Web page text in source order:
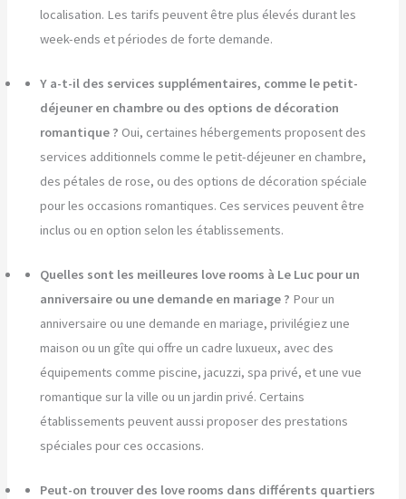
localisation. Les tarifs peuvent être plus élevés durant les
week-ends et périodes de forte demande.
Y a-t-il des services supplémentaires, comme le petit-
déjeuner en chambre ou des options de décoration
romantique ? Oui, certaines hébergements proposent des
services additionnels comme le petit-déjeuner en chambre,
des pétales de rose, ou des options de décoration spéciale
pour les occasions romantiques. Ces services peuvent être
inclus ou en option selon les établissements.
Quelles sont les meilleures love rooms à Le Luc pour un
anniversaire ou une demande en mariage ? Pour un
anniversaire ou une demande en mariage, privilégiez une
maison ou un gîte qui offre un cadre luxueux, avec des
équipements comme piscine, jacuzzi, spa privé, et une vue
romantique sur la ville ou un jardin privé. Certains
établissements peuvent aussi proposer des prestations
spéciales pour ces occasions.
Peut-on trouver des love rooms dans différents quartiers